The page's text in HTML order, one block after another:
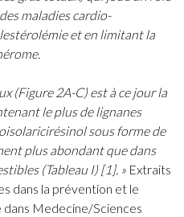
maladies cardio-
et en limitant la
(Figure 2A-C) est à ce jour la
le plus de lignanes
sous forme de
plus abondant que dans
(Tableau I) [1]. » Extraits
dans la prévention et le
Medecine/Sciences